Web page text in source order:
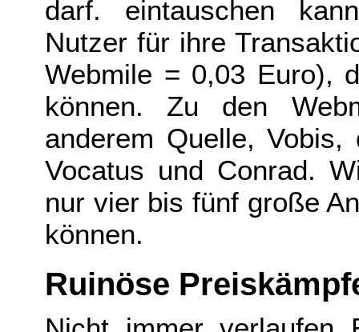
darf. eintauschen
Nutzer für ihre
Webmile = 0,03 Euro),
können. Zu den
anderem Quelle, Vobis,
Vocatus und Conrad.
nur vier bis fünf große
können.
Ruinöse